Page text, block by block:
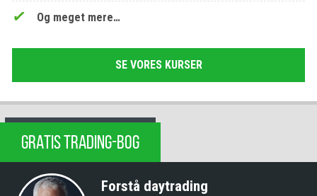
Og meget mere…
SE VORES KURSER
GRATIS TRADING-BOG
Forstå daytrading